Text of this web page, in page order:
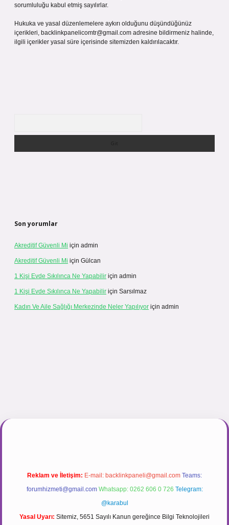
sorumluluğu kabul etmiş sayılırlar.
Hukuka ve yasal düzenlemelere aykırı olduğunu düşündüğünüz
içerikleri, backlinkpanelicomtr@gmail.com adresine bildirmeniz halinde,
ilgili içerikler yasal süre içerisinde sitemizden kaldırılacaktır.
Son yorumlar
Akreditif Güvenli Mi için admin
Akreditif Güvenli Mi için Gülcan
1 Kişi Evde Sıkılınca Ne Yapabilir için admin
1 Kişi Evde Sıkılınca Ne Yapabilir için Sarsılmaz
Kadın Ve Aile Sağlığı Merkezinde Neler Yapılıyor için admin
Reklam ve İletişim: E-mail: backlinkpaneli@gmail.com Teams:
forumhizmeti@gmail.com Whatsapp: 0262 606 0 726 Telegram:
@karabul
Yasal Uyarı: Sitemiz, 5651 Sayılı Kanun gereğince Bilgi Teknolojileri